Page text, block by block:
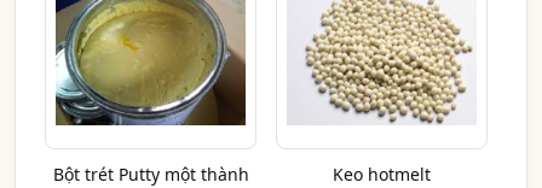
Bột trét Putty một thành
Keo hotmelt